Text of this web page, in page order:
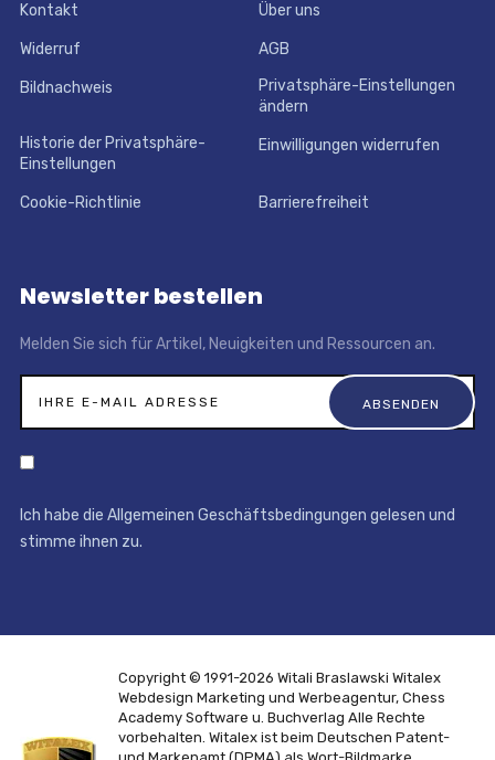
Kontakt Über uns
Widerruf AGB
Bildnachweis
Privatsphäre-Einstellungen
ändern
Historie der Privatsphäre-
Einstellungen
Einwilligungen widerrufen
Cookie-Richtlinie Barrierefreiheit
Newsletter bestellen
Melden Sie sich für Artikel, Neuigkeiten und Ressourcen an.
Ich habe die Allgemeinen Geschäftsbedingungen gelesen und
stimme ihnen zu.
Copyright © 1991-2026 Witali Braslawski Witalex
Webdesign Marketing und Werbeagentur, Chess
Academy Software u. Buchverlag Alle Rechte
vorbehalten. Witalex ist beim Deutschen Patent-